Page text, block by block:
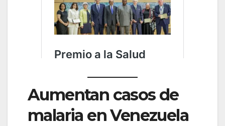
Aumentan casos de
malaria en Venezuela